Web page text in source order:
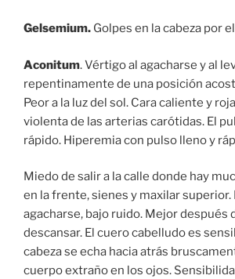
Gelsemium. Golpes en la cabeza por
Aconitum. Vértigo al agacharse y al
repentinamente de una posición
Peor a la luz del sol. Cara caliente y
violenta de las arterias carótidas. El
rápido. Hiperemia con pulso lleno y
Miedo de salir a la calle donde hay
en la frente, sienes y maxilar superior.
agacharse, bajo ruido. Mejor después
descansar. El cuero cabelludo es
cabeza se echa hacia atrás
cuerpo extraño en los ojos.